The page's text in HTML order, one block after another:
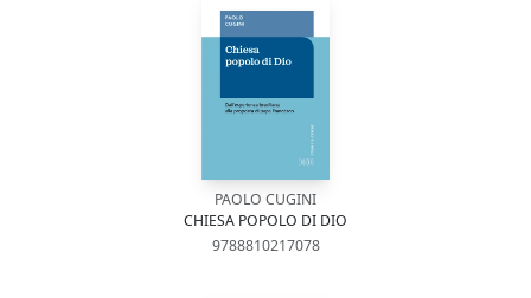
PAOLO CUGINI
CHIESA POPOLO DI DIO
9788810217078